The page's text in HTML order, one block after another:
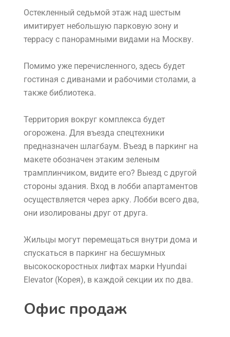
Остекленный седьмой этаж над шестым
имитирует небольшую парковую зону и
террасу с панорамными видами на Москву.
Помимо уже перечисленного, здесь будет
гостиная с диванами и рабочими столами, а
также библиотека.
Территория вокруг комплекса будет
огорожена. Для въезда спецтехники
предназначен шлагбаум. Въезд в паркинг на
макете обозначен этаким зеленым
трамплинчиком, видите его? Выезд с другой
стороны здания. Вход в лобби апартаментов
осуществляется через арку. Лобби всего два,
они изолированы друг от друга.
Жильцы могут перемещаться внутри дома и
спускаться в паркинг на бесшумных
высокоскоростных лифтах марки Hyundai
Elevator (Корея), в каждой секции их по два.
Офис продаж